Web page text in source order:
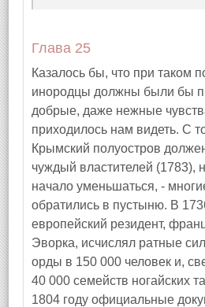
Глава 25
Казалось бы, что при таком
инородцы должны были бы
добрые, даже нежные
приходилось нам видеть. С
Крымский полуостров
чуждый властителей (1783),
начало уменьшаться, -
обратились в пустыню. В
европейский резидент,
Эворка, исчислял ратные
орды в 150 000 человек и,
40 000 семейств ногайских
1804 году официальные